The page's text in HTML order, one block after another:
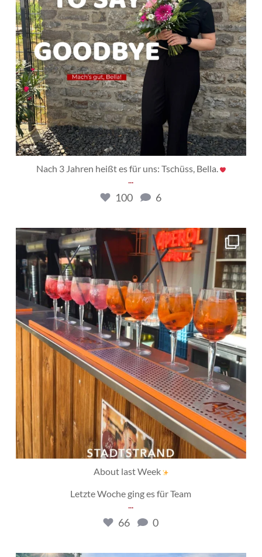
Nach 3 Jahren heißt es für uns: Tschüss, Bella.
...
100 6
gehring_baumaschinen
Juli 27
About last Week
Letzte Woche ging es für Team
66 0